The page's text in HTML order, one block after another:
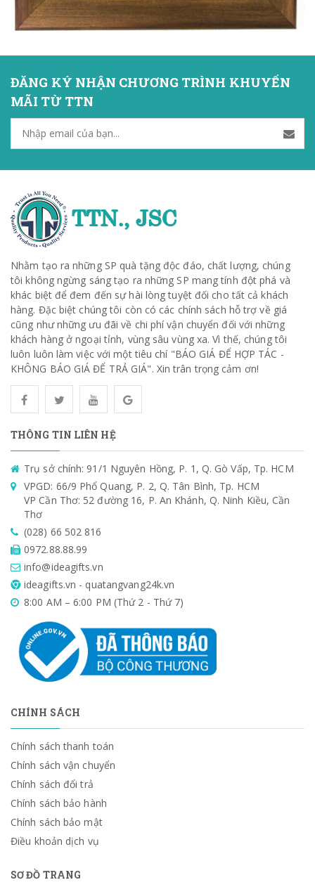
ĐĂNG KÝ NHẬN CHƯƠNG TRÌNH KHUYẾN
MÃI TỪ TTN
Nhằm tạo ra những SP quà tặng độc đáo, chất lượng, chúng
tôi không ngừng sáng tạo ra những SP mang tính đột phá và
khác biệt để đem đến sự hài lòng tuyệt đối cho tất cả khách
hàng. Đặc biệt chúng tôi còn có các chính sách hỗ trợ về giá
cũng như những ưu đãi về chi phí vận chuyển đối với những
khách hàng ở ngoại tỉnh, vùng sâu vùng xa. Vì thế, chúng tôi
luôn luôn làm việc với một tiêu chí "BÁO GIÁ ĐỂ HỢP TÁC -
KHÔNG BÁO GIÁ ĐỂ TRẢ GIÁ". Xin trân trọng cảm ơn!
THÔNG TIN LIÊN HỆ
Trụ sở chính: 91/1 Nguyên Hồng, P. 1, Q. Gò Vấp, Tp. HCM
VPGD: 66/9 Phổ Quang, P. 2, Q. Tân Bình, Tp. HCM
VP Cần Thơ: 52 đường 16, P. An Khánh, Q. Ninh Kiều, Cần
Thơ
(028) 66 502 816
0972.88.88.99
info@ideagifts.vn
ideagifts.vn - quatangvang24k.vn
8:00 AM – 6:00 PM (Thứ 2 - Thứ 7)
CHÍNH SÁCH
Chính sách thanh toán
Chính sách vận chuyển
Chính sách đổi trả
Chính sách bảo hành
Chính sách bảo mật
Điều khoản dịch vụ
SƠ ĐỒ TRANG